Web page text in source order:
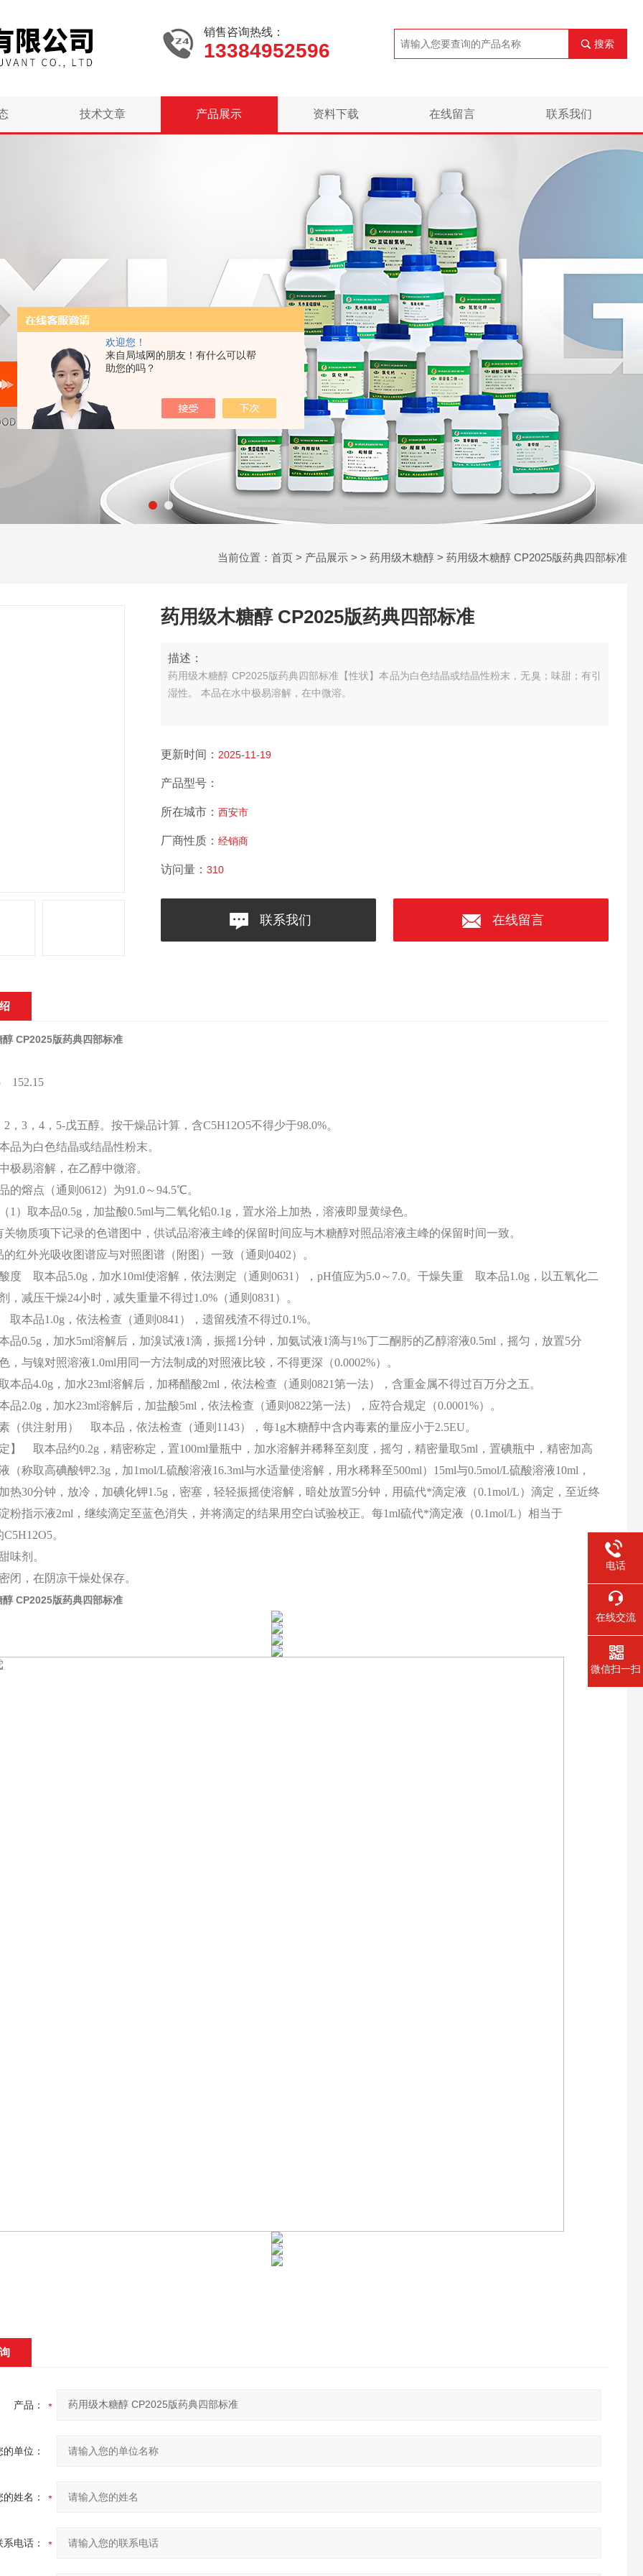
欢迎您！
来自局域网的朋友！有什么可以帮
助您的吗？
销售咨询热线：
13384952596 搜索
技术文章 产品展示 资料下载 在线留言 联系我们
当前位置： 首页 > 产品展示 > > 药用级木糖醇 > 药用级木糖醇 CP2025版药典四部标准
药用级木糖醇 CP2025版药典四部标准
描述：
药用级木糖醇 CP2025版药典四部标准 【性状】本品为白色结晶或结晶性粉末，无臭；味甜；有引
湿性。 本品在水中极易溶解，在中微溶。
更新时间： 2025-11-19
产品型号：
所在城市： 西安市
厂商性质： 经销商
访问量： 310
联系我们 在线留言
醇 CP2025版药典四部标准
152.15
2，3，4，5-戊五醇。按干燥品计算，含C5H12O5不得少于98.0%。
品为白色结晶或结晶性粉末。
极易溶解，在乙醇中微溶。
的熔点（通则0612）为91.0～94.5℃。
1）取本品0.5g，加盐酸0.5ml与二氧化铅0.1g，置水浴上加热，溶液即显黄绿色。
关物质项下记录的色谱图中，供试品溶液主峰的保留时间应与木糖醇对照品溶液主峰的保留时间一致。
的红外光吸收图谱应与对照图谱（附图）一致（通则0402）。
度 取本品5.0g，加水10ml使溶解，依法测定（通则0631），pH值应为5.0～7.0。干燥失重 取本品1.0g，以五氧化二
，减压干燥24小时，减失重量不得过1.0%（通则0831）。
取本品1.0g，依法检查（通则0841），遗留残渣不得过0.1%。
品0.5g，加水5ml溶解后，加溴试液1滴，振摇1分钟，加氨试液1滴与1%丁二酮肟的乙醇溶液0.5ml，摇匀，放置5分
，与镍对照溶液1.0ml用同一方法制成的对照液比较，不得更深（0.0002%）。
本品4.0g，加水23ml溶解后，加稀醋酸2ml，依法检查（通则0821第一法），含重金属不得过百万分之五。
品2.0g，加水23ml溶解后，加盐酸5ml，依法检查（通则0822第一法），应符合规定（0.0001%）。
（供注射用） 取本品，依法检查（通则 1143），每1g木糖醇中含内毒素的量应小于2.5EU。
】 取本品约0.2g，精密称定，置100ml量瓶中，加水溶解并稀释至刻度，摇匀，精密量取5ml，置碘瓶中，精密加高
（称取高碘酸钾2.3g，加1mol/L硫酸溶液16.3ml与水适量使溶解，用水稀释至500ml）15ml与0.5mol/L硫酸溶液10ml，
热30分钟，放冷，加碘化钾1.5g，密塞，轻轻振摇使溶解，暗处放置5分钟，用硫代*滴定液（0.1mol/L）滴定，至近终
粉指示液2ml，继续滴定至蓝色消失，并将滴定的结果用空白试验校正。每1ml硫代*滴定液（0.1mol/L）相当于
。
味剂。
闭，在阴凉干燥处保存。
醇 CP2025版药典四部标准
产品：
的单位：
的姓名：
系电话：
电话
在线交流
微信扫一扫